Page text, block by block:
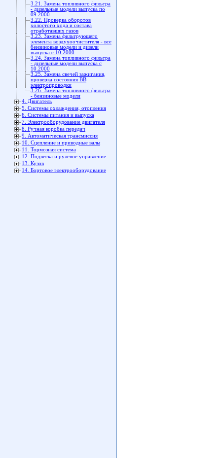
3.21. Замена топливного фильтра
- дизельные модели выпуска по
09.2000
3.22. Проверка оборотов
холостого хода и состава
отработавших газов
3.23. Замена фильтрующего
элемента воздухоочистителя - все
бензиновые модели и дизели
выпуска с 10.2000
3.24. Замена топливного фильтра
- дизельные модели выпуска с
10.2000
3.25. Замена свечей зажигания,
проверка состояния ВВ
электропроводки
3.26. Замена топливного фильтра
- бензиновые модели
4. Двигатель
5. Системы охлаждения, отопления
6. Системы питания и выпуска
7. Электрооборудование двигателя
8. Ручная коробка передач
9. Автоматическая трансмиссия
10. Сцепление и приводные валы
11. Тормозная система
12. Подвеска и рулевое управление
13. Кузов
14. Бортовое электрооборудование